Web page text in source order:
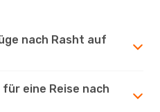
nach Rasht auf
eine Reise nach